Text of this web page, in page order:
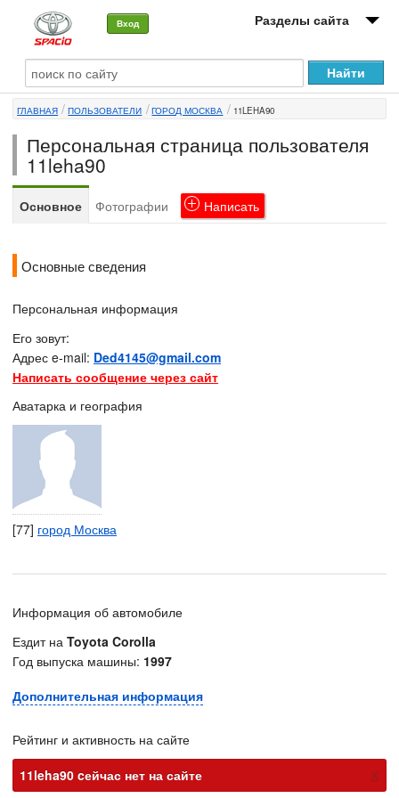
Вход Разделы сайта
О машине
Автоклуб
Форумы
Сервисы и услуги
ГЛАВНАЯ ПОЛЬЗОВАТЕЛИ ГОРОД МОСКВА 11LEHA90
Персональная страница пользователя
11leha90
Основное Фотографии Написать
Основные сведения
Персональная информация
Его зовут:
Адрес e-mail: Ded4145@gmail.com
Написать сообщение через сайт
Аватарка и география
[77] город Москва
Информация об автомобиле
Ездит на Toyota Corolla
Год выпуска машины: 1997
Дополнительная информация
Рейтинг и активность на сайте
11leha90 cейчас нет на сайте
х